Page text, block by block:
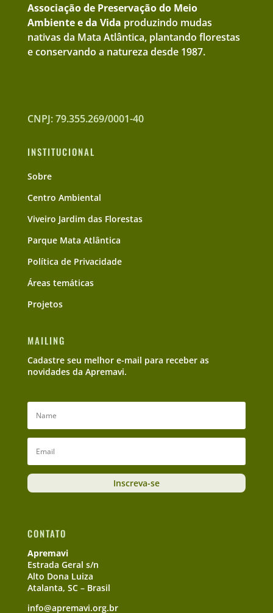
Associação de Preservação do Meio
Ambiente e da Vida produzindo mudas
nativas da Mata Atlântica, plantando florestas
e conservando a natureza desde 1987.
CNPJ: 79.355.269/0001-40
INSTITUCIONAL
Sobre
Centro Ambiental
Viveiro Jardim das Florestas
Parque Mata Atlântica
Política de Privacidade
Áreas temáticas
Projetos
MAILING
Cadastre seu melhor e-mail para receber as
novidades da Apremavi.
Inscreva-se
CONTATO
Apremavi
Estrada Geral s/n
Alto Dona Luiza
Atalanta, SC – Brasil
info@apremavi.org.br